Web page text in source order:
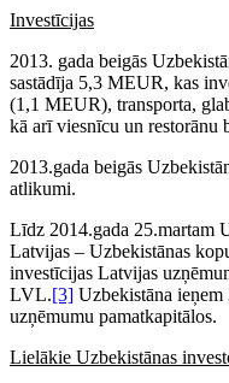
Investīcijas
2013. gada beigās
sastādīja 5,3 MEUR, kas
(1,1 MEUR), transporta,
kā arī viesnīcu un restorānu
2013.gada beigās
atlikumi.
Līdz 2014.gada 25.martam
Latvijas – Uzbekistānas
investīcijas Latvijas
LVL.[3] Uzbekistāna
uzņēmumu pamatkapitālos.
Lielākie Uzbekistānas